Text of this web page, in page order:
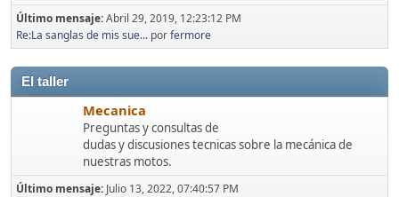
Último mensaje:Abril 29, 2019, 12:23:12 PM
Re:La sanglas de mis sue... porfermore
El taller
Mecanica
Preguntas y consultas de
dudas y discusiones tecnicas sobre la mecánica de
nuestras motos.
Último mensaje: Julio 13, 2022, 07:40:57 PM